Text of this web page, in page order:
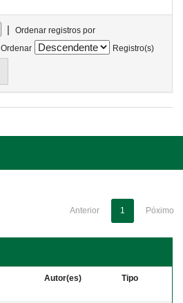
|
Ordenar registros por
Ordenar
Registro(s)
Anterior 1 Póximo
Autor(es) Tipo